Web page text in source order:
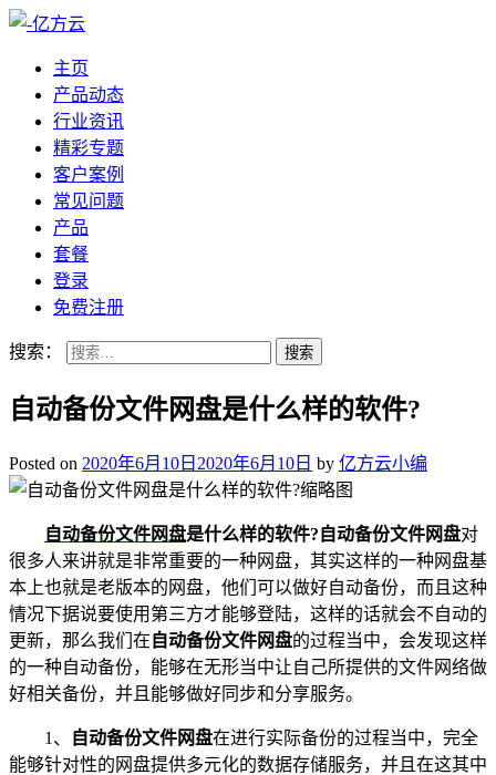
主页
产品动态
行业资讯
精彩专题
客户案例
常见问题
产品
套餐
登录
免费注册
搜索：
自动备份文件网盘是什么样的软件?
Posted on 2020年6月10日 2020年6月10日 by 亿方云小编
自动备份文件网盘是什么样的软件?自动备份文件网盘对
很多人来讲就是非常重要的一种网盘，其实这样的一种网盘基
本上也就是老版本的网盘，他们可以做好自动备份，而且这种
情况下据说要使用第三方才能够登陆，这样的话就会不自动的
更新，那么我们在 自动备份文件网盘的过程当中，会发现这样
的一种自动备份，能够在无形当中让自己所提供的文件网络做
好相关备份，并且能够做好同步和分享服务。
1、 自动备份文件网盘在进行实际备份的过程当中，完全
能够针对性的网盘提供多元化的数据存储服务，并且在这其中